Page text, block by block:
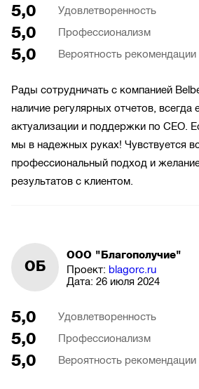
5,0 Удовлетворенность
5,0 Профессионализм
5,0 Вероятность рекомендации
Рады сотрудничать с компанией
наличие регулярных отчетов, всегда
актуализации и поддержки по СЕО.
мы в надежных руках! Чувствуется
профессиональный подход и
результатов с клиентом.
ОБ
ООО "Благополучие"
Проект: blagorc.ru
Дата: 26 июля 2024
5,0 Удовлетворенность
5,0 Профессионализм
5,0 Вероятность рекомендации